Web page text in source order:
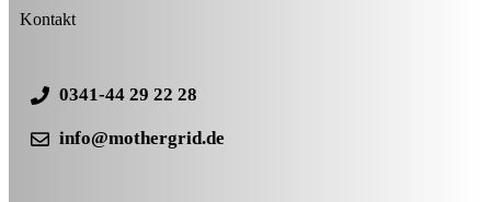
Kontakt
0341-44 29 22 28
info@mothergrid.de